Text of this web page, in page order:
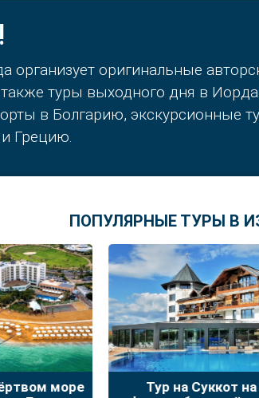
организует оригинальные
туры выходного дня в
в Болгарию,
Грецию.
ПОПУЛЯРНЫЕ ТУРЫ В
море
Тур на Суккот на